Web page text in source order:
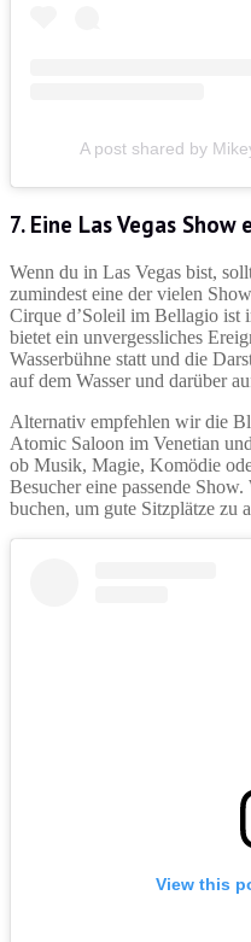
A post shared by
7. Eine Las Vegas Show
Wenn du in Las Vegas bist,
zumindest eine der vielen
Cirque d’Soleil im Bellagio ist
bietet ein unvergessliches
Wasserbühne statt und die
auf dem Wasser und darüber
Alternativ empfehlen wir die
Atomic Saloon im Venetian
ob Musik, Magie, Komödie
Besucher eine passende
buchen, um gute Sitzplätze zu
View this